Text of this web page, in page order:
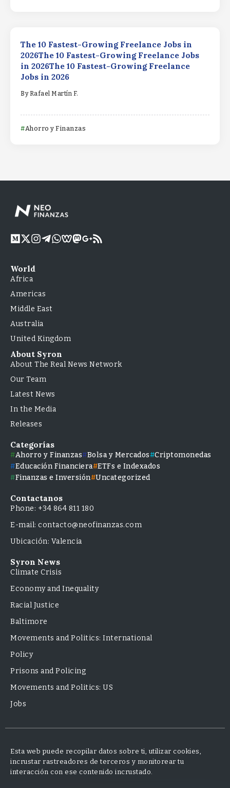
The 10 Fastest-Growing Freelance Jobs in
2026The 10 Fastest-Growing Freelance Jobs
in 2026The 10 Fastest-Growing Freelance
Jobs in 2026
By Rafael Martín F.
Ahorro y Finanzas
World
Africa
Americas
Middle East
Australia
United Kingdom
About Syron
About The Real News Network
Our Team
Latest News
In the Media
Releases
Categorías
Ahorro y Finanzas Bolsa y Mercados
Criptomonedas
Educación Financiera ETFs e Indexados
Finanzas e Inversión Uncategorized
Contactanos
Phone: +34 864 811 180
E-mail: contacto@neofinanzas.com
Ubicación: Valencia
Syron News
Climate Crisis
Economy and Inequality
Racial Justice
Baltimore
Movements and Politics: International
Policy
Prisons and Policing
Movements and Politics: US
Jobs
Esta web puede recopilar datos sobre ti, utilizar cookies,
incrustar rastreadores de terceros y monitorear tu
interacción con ese contenido incrustado.